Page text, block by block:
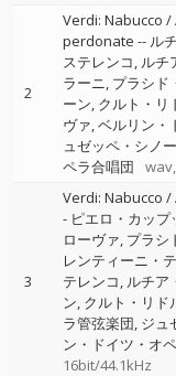
2
Verdi: Nabucco /
perdonate -- ル
ステレンコ ルチ
ラーニ プラシド
ーン クルト・リ
ヴァ ベルリン・
ュゼッペ・シノ
ペラ合唱団
3
Verdi: Nabucco
- ピエロ・カップ
ローヴァ プラシ
レンティーニ・
テレンコ ルチア
ン クルト・リド
ラ管弦楽団 ジュ
ン・ドイツ・オ
16bit/44.1kHz